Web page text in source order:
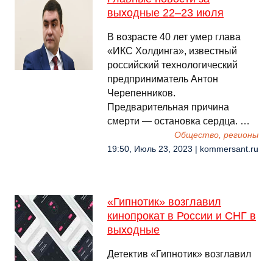
выходные 22–23 июля
В возрасте 40 лет умер глава
«ИКС Холдинга», известный
российский технологический
предприниматель Антон
Черепенников.
Предварительная причина
смерти — остановка сердца. …
Общество, регионы
19:50, Июль 23, 2023 | kommersant.ru
«Гипнотик» возглавил
кинопрокат в России и СНГ в
выходные
Детектив «Гипнотик» возглавил